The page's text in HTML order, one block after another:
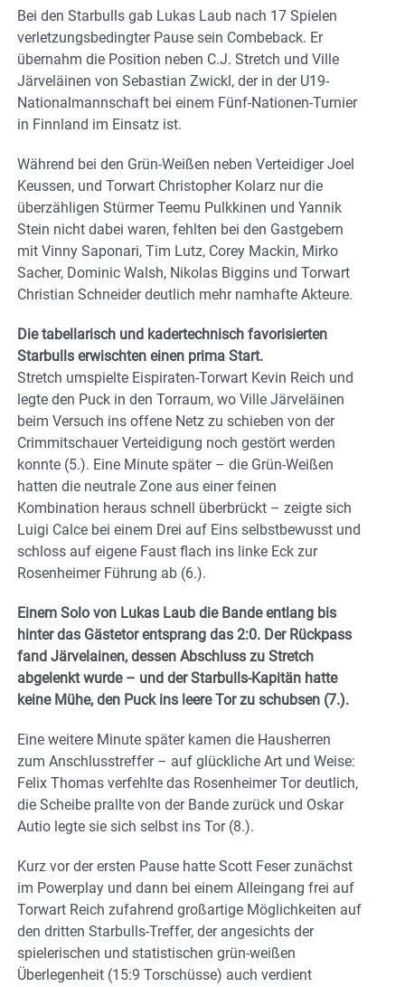
Bei den Starbulls gab Lukas Laub nach 17 Spielen
verletzungsbedingter Pause sein Combeback. Er
übernahm die Position neben C.J. Stretch und Ville
Järveläinen von Sebastian Zwickl, der in der U19-
Nationalmannschaft bei einem Fünf-Nationen-Turnier
in Finnland im Einsatz ist.
Während bei den Grün-Weißen neben Verteidiger Joel
Keussen, und Torwart Christopher Kolarz nur die
überzähligen Stürmer Teemu Pulkkinen und Yannik
Stein nicht dabei waren, fehlten bei den Gastgebern
mit Vinny Saponari, Tim Lutz, Corey Mackin, Mirko
Sacher, Dominic Walsh, Nikolas Biggins und Torwart
Christian Schneider deutlich mehr namhafte Akteure.
Die tabellarisch und kadertechnisch favorisierten
Starbulls erwischten einen prima Start.
Stretch umspielte Eispiraten-Torwart Kevin Reich und
legte den Puck in den Torraum, wo Ville Järveläinen
beim Versuch ins offene Netz zu schieben von der
Crimmitschauer Verteidigung noch gestört werden
konnte (5.). Eine Minute später – die Grün-Weißen
hatten die neutrale Zone aus einer feinen
Kombination heraus schnell überbrückt – zeigte sich
Luigi Calce bei einem Drei auf Eins selbstbewusst und
schloss auf eigene Faust flach ins linke Eck zur
Rosenheimer Führung ab (6.).
Einem Solo von Lukas Laub die Bande entlang bis
hinter das Gästetor entsprang das 2:0. Der Rückpass
fand Järvelainen, dessen Abschluss zu Stretch
abgelenkt wurde – und der Starbulls-Kapitän hatte
keine Mühe, den Puck ins leere Tor zu schubsen (7.).
Eine weitere Minute später kamen die Hausherren
zum Anschlusstreffer – auf glückliche Art und Weise:
Felix Thomas verfehlte das Rosenheimer Tor deutlich,
die Scheibe prallte von der Bande zurück und Oskar
Autio legte sie sich selbst ins Tor (8.).
Kurz vor der ersten Pause hatte Scott Feser zunächst
im Powerplay und dann bei einem Alleingang frei auf
Torwart Reich zufahrend großartige Möglichkeiten auf
den dritten Starbulls-Treffer, der angesichts der
spielerischen und statistischen grün-weißen
Überlegenheit (15:9 Torschüsse) auch verdient